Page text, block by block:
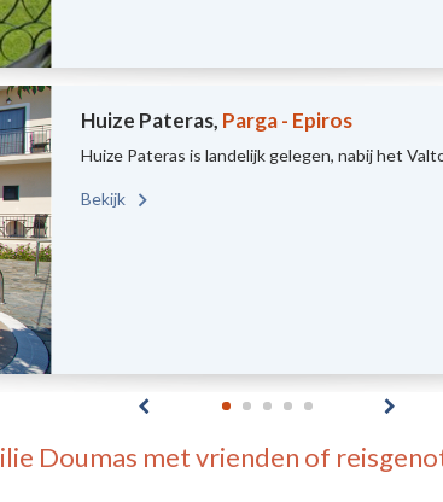
Huize Pateras, Parga - Epiros
Huize Pateras is landelijk gelegen, nabij het
Bekijk
Doumas met vrienden of